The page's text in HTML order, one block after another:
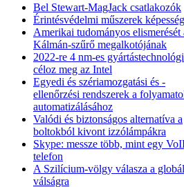
Bel Stewart-MagJack csatlakozók
Érintésvédelmi műszerek
Amerikai tudományos elismerését
Kálmán-szűrő megalkotójának
2022-re 4 nm-es
céloz meg az Intel
Egyedi és szériamozgatási és -
ellenőrzési rendszerek a
automatizálásához
Valódi és biztonságos alternatíva a
boltokból kivont izzólámpákra
Skype: messze több, mint egy
telefon
A Szilícium-völgy válasza a
válságra